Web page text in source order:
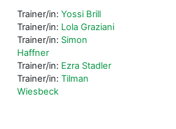
Trainer/in: Yossi Brill
Trainer/in: Lola Graziani
Trainer/in: Simon
Haffner
Trainer/in: Ezra Stadler
Trainer/in: Tilman
Wiesbeck